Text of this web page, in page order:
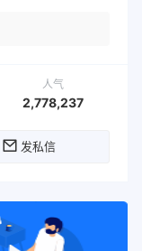
人气
2,778,237
发私信